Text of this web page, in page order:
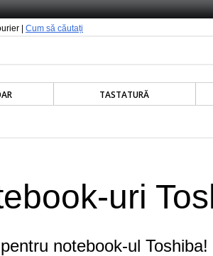
| Cum să căutați
TASTATURĂ
uri
notebook-ul Toshiba!